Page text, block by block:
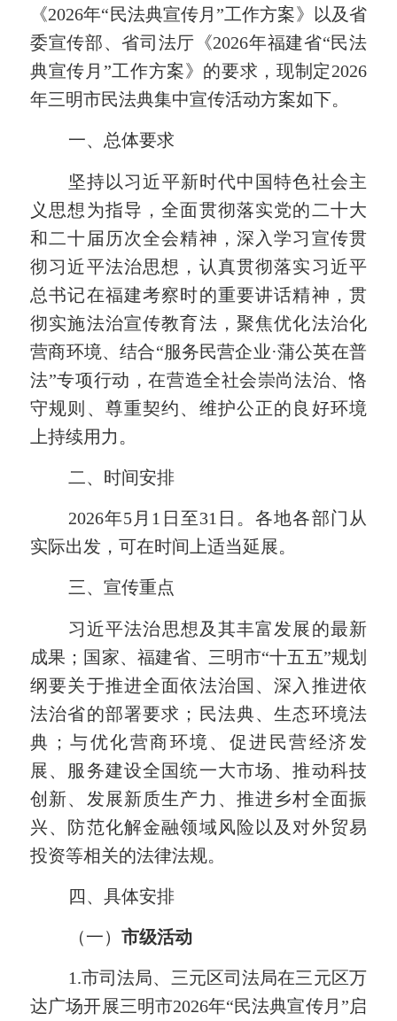
《2026年“民法典宣传月”工作方案》以及省
委宣传部、省司法厅《2026年福建省“民法
典宣传月”工作方案》的要求，现制定2026
年三明市民法典集中宣传活动方案如下。
一、总体要求
坚持以习近平新时代中国特色社会主
义思想为指导，全面贯彻落实党的二十大
和二十届历次全会精神，深入学习宣传贯
彻习近平法治思想，认真贯彻落实习近平
总书记在福建考察时的重要讲话精神，贯
彻实施法治宣传教育法，聚焦优化法治化
营商环境、结合“服务民营企业·蒲公英在普
法”专项行动，在营造全社会崇尚法治、恪
守规则、尊重契约、维护公正的良好环境
上持续用力。
二、时间安排
2026年5 月 1 日至31 日。各地各部门从
实际出发，可在时间上适当延展。
三、 宣传重点
习近平法治思想及其丰富发展的最新
成果；国家、福建省、三明市“十五五”规划
纲要关于推进全面依法治国、深入推进依
法治省的部署要求；民法典、生态环境法
典；与优化营商环境、促进民营经济发
展、服务建设全国统一大市场、推动科技
创新、发展新质生产力、推进乡村全面振
兴、防范化解金融领域风险以及对外贸易
投资等相关的法律法规。
四、 具体安排
（一） 市级活动
1.市司法局、三元区司法局在三元区万
达广场开展三明市2026年“民法典宣传月”启